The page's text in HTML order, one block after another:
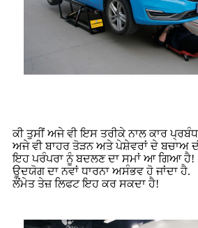
ਕੀ ਤੁਸੀਂ ਅਜੇ ਵੀ ਇਸ ਤਰੀਕੇ ਨਾਲ ਕਾਰ
ਅਜੇ ਵੀ ਬਾਹਰ ਤੋੜਨ ਅਤੇ ਪੇਸ਼ੇਵਰਾਂ ਦੇ ਬਚਾਅ
ਇਹ ਪਰੰਪਰਾ ਨੂੰ ਬਦਲਣ ਦਾ ਸਮਾਂ ਆ ਗਿਆ ਹੈ!
ਉਦਯੋਗ ਦਾ ਨਵਾਂ ਧਾਰਨਾ ਅਸੰਭਵ ਹੋ ਜਾਂਦਾ ਹੈ.
ਲੌਂਮੇਤ ਤੇਜ਼ ਲਿਫਟ ਇਹ ਕਰ ਸਕਦਾ ਹੈ!